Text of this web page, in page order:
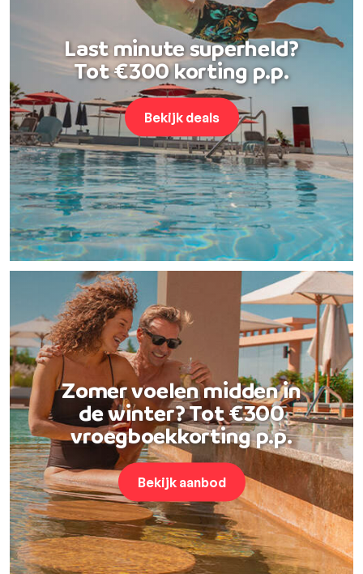
Last minute superheld?
Tot €300 korting p.p.
Bekijk deals
Zomer voelen midden in
de winter? Tot €300
vroegboekkorting p.p.
Bekijk aanbod